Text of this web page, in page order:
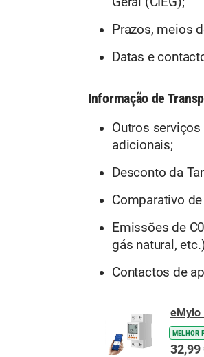
Prazos, meios
Datas e
Informação de
Outros
adicionais;
Desconto da
Comparativo
Emissões de
gás natural,
Contactos de
eMylo
MELHOR
32,99